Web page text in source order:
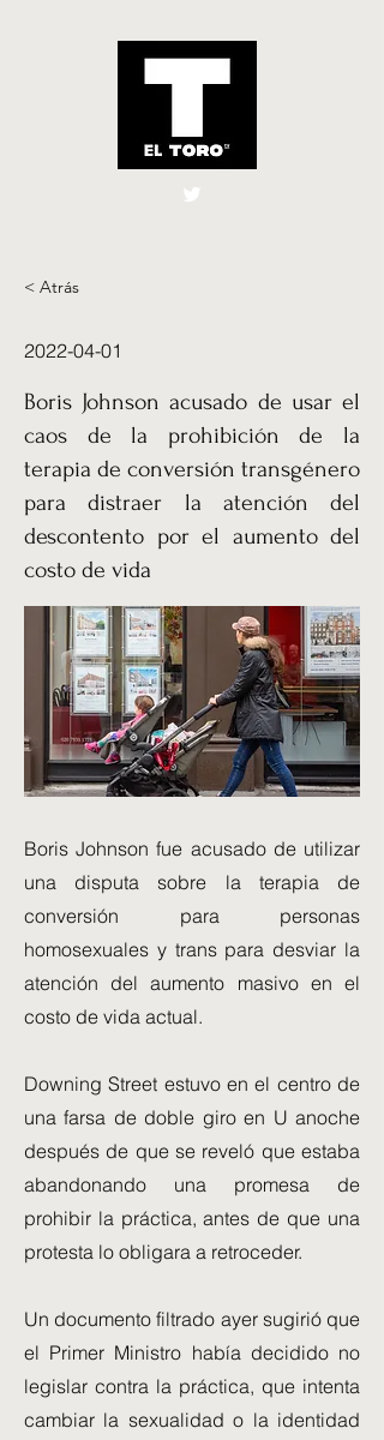
El Toro España
< Atrás
2022-04-01
Boris Johnson acusado de usar el
caos de la prohibición de la
terapia de conversión transgénero
para distraer la atención del
descontento por el aumento del
costo de vida
Boris Johnson fue acusado de utilizar
una disputa sobre la terapia de
conversión para personas
homosexuales y trans para desviar la
atención del aumento masivo en el
costo de vida actual.
Downing Street estuvo en el centro de
una farsa de doble giro en U anoche
después de que se reveló que estaba
abandonando una promesa de
prohibir la práctica, antes de que una
protesta lo obligara a retroceder.
Un documento filtrado ayer sugirió que
el Primer Ministro había decidido no
legislar contra la práctica, que intenta
cambiar la sexualidad o la identidad